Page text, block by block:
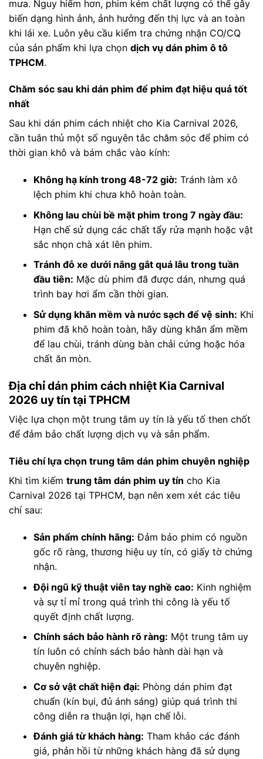
mưa. Nguy hiểm hơn, phim kém chất lượng có thể gây
biến dạng hình ảnh, ảnh hưởng đến thị lực và an toàn
khi lái xe. Luôn yêu cầu kiểm tra chứng nhận CO/CQ
của sản phẩm khi lựa chọn dịch vụ dán phim ô tô
TPHCM.
Chăm sóc sau khi dán phim để phim đạt hiệu quả tốt
nhất
Sau khi dán phim cách nhiệt cho Kia Carnival 2026,
cần tuân thủ một số nguyên tắc chăm sóc để phim có
thời gian khô và bám chắc vào kính:
Không hạ kính trong 48-72 giờ: Tránh làm xô
lệch phim khi chưa khô hoàn toàn.
Không lau chùi bề mặt phim trong 7 ngày đầu:
Hạn chế sử dụng các chất tẩy rửa mạnh hoặc vật
sắc nhọn chà xát lên phim.
Tránh đỗ xe dưới nắng gắt quá lâu trong tuần
đầu tiên: Mặc dù phim đã được dán, nhưng quá
trình bay hơi ẩm cần thời gian.
Sử dụng khăn mềm và nước sạch để vệ sinh: Khi
phim đã khô hoàn toàn, hãy dùng khăn ẩm mềm
để lau chùi, tránh dùng bàn chải cứng hoặc hóa
chất ăn mòn.
Địa chỉ dán phim cách nhiệt Kia Carnival
2026 uy tín tại TPHCM
Việc lựa chọn một trung tâm uy tín là yếu tố then chốt
để đảm bảo chất lượng dịch vụ và sản phẩm.
Tiêu chí lựa chọn trung tâm dán phim chuyên nghiệp
Khi tìm kiếm trung tâm dán phim uy tín cho Kia
Carnival 2026 tại TPHCM, bạn nên xem xét các tiêu
chí sau:
Sản phẩm chính hãng: Đảm bảo phim có nguồn
gốc rõ ràng, thương hiệu uy tín, có giấy tờ chứng
nhận.
Đội ngũ kỹ thuật viên tay nghề cao: Kinh nghiệm
và sự tỉ mỉ trong quá trình thi công là yếu tố
quyết định chất lượng.
Chính sách bảo hành rõ ràng: Một trung tâm uy
tín luôn có chính sách bảo hành dài hạn và
chuyên nghiệp.
Cơ sở vật chất hiện đại: Phòng dán phim đạt
chuẩn (kín bụi, đủ ánh sáng) giúp quá trình thi
công diễn ra thuận lợi, hạn chế lỗi.
Đánh giá từ khách hàng: Tham khảo các đánh
giá, phản hồi từ những khách hàng đã sử dụng